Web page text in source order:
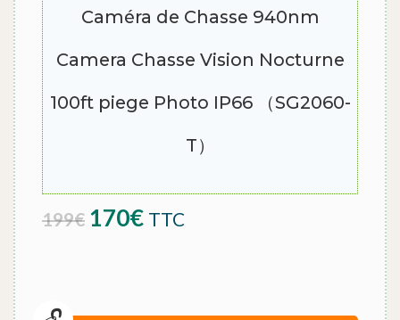
Caméra de Chasse 940nm
Camera Chasse Vision Nocturne
100ft piege Photo IP66 （SG2060-
T）
199€ Le prix initial était : 199€.
170€Le prix actuel est : 170€.
TTC